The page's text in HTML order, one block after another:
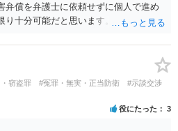
弁償を弁護士に依頼せずに個人で進め
り十分可能だと思います。 見積を出し
て助言をもらえば足りるでしょう。
窃盗罪 #冤罪・無実・正当防衛
#示談交渉
役にたった 3